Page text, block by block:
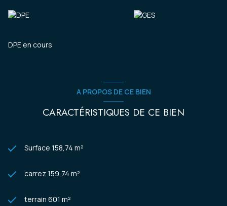
sont disponibles sur le site Géorisques :
DPE en cours
A PROPOS DE CE BIEN
CARACTÉRISTIQUES DE CE BIEN
Surface 158,74 m²
carrez 159,74 m²
terrain 601 m²